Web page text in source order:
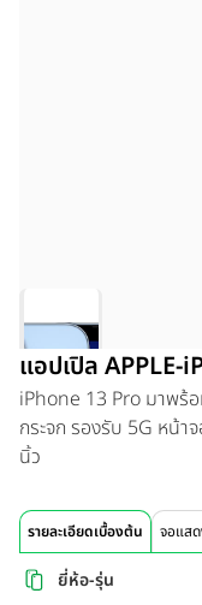
แอปเปิล APPLE-
iPhone 13 Pro มาพร้
กระจก รองรับ 5G หน้า
นิ้ว
รายละเอียดเบื้องต้น จอแส
ยี่ห้อ-รุ่น